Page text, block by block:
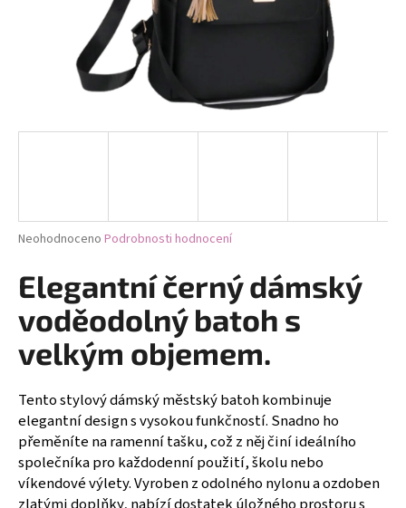
Průměrné
produktu
je
z
hvězdiček.
Neohodnoceno Podrobnosti hodnocení
Elegantní černý dámský
voděodolný batoh s
velkým objemem.
Tento stylový dámský městský batoh kombinuje
elegantní design s vysokou funkčností. Snadno ho
přeměníte na ramenní tašku, což z něj činí ideálního
společníka pro každodenní použití, školu nebo
víkendové výlety. Vyroben z odolného nylonu a ozdoben
D
p
o
r
č
u
j
e
m